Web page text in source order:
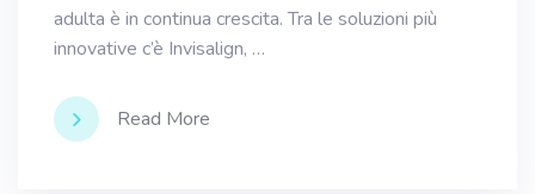
adulta è in continua crescita. Tra le soluzioni più
innovative c’è Invisalign, …
Read More